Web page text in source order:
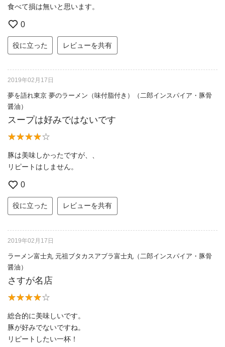
食べて損は無いと思います。
0
役に立った レビューを共有
2019年02月17日
夢を語れ東京 夢のラーメン（味付脂付き）（二郎インスパイア・豚骨
醤油）
スープは好みではないです
豚は美味しかったですが、、
リピートはしません。
0
役に立った レビューを共有
2019年02月17日
ラーメン富士丸 元祖ブタカスアブラ富士丸（二郎インスパイア・豚骨
醤油）
さすが名店
総合的に美味しいです。
豚が好みでないですね。
リピートしたい一杯！